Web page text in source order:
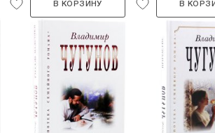
В КОРЗИНУ В